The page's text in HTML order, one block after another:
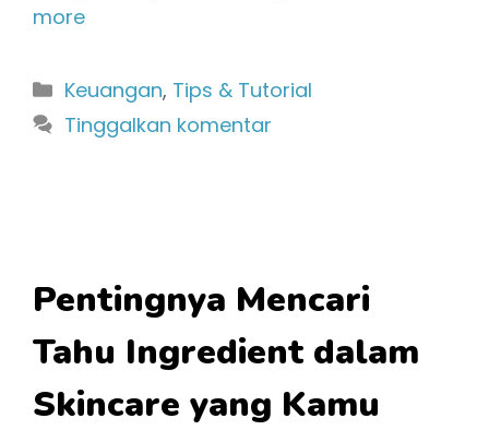
more
Kategori
Keuangan, Tips & Tutorial
Tinggalkan komentar
Pentingnya Mencari
Tahu Ingredient dalam
Skincare yang Kamu